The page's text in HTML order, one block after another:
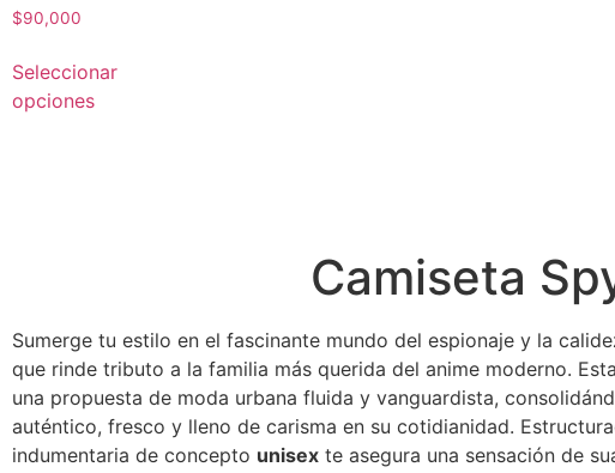
$90,000
Seleccionar
opciones
Camiseta
Sumerge tu estilo en el fascinante mundo del espionaje y la
que rinde tributo a la familia más querida del anime moderno.
una propuesta de moda urbana fluida y vanguardista,
auténtico, fresco y lleno de carisma en su cotidianidad.
indumentaria de concepto unisex te asegura una sensación de